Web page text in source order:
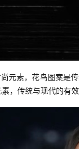
元素，花鸟图案是
，传统与现代的有效